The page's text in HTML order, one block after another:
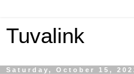
Tuvalink
Saturday, October 15,